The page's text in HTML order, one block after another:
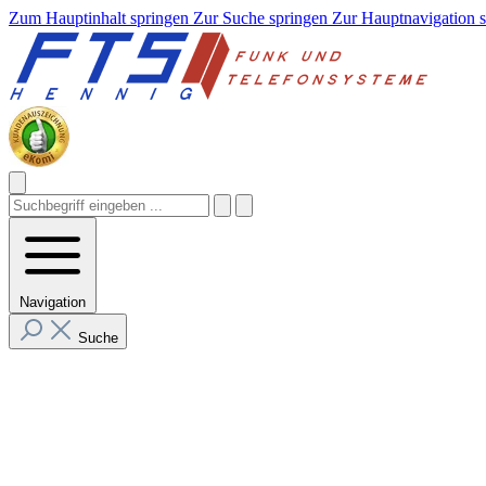
Zum Hauptinhalt springen Zur Suche springen Zur Hauptnavigation
Navigation
Suche